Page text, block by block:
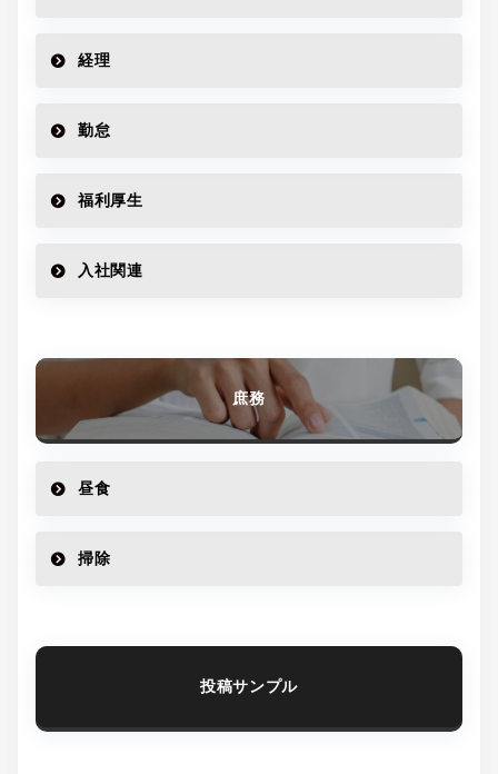
経理
勤怠
福利厚生
入社関連
庶務
昼食
掃除
投稿サンプル